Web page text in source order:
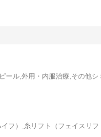
ール,外用・内服治療,その他シ
フ）,糸リフト（フェイスリフ